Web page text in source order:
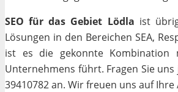
SEO für das Gebiet Lödla ist
Lösungen in den Bereichen SEA,
ist es die gekonnte Kombination
Unternehmens führt. Fragen Sie
39410782 an. Wir freuen uns auf Ihre